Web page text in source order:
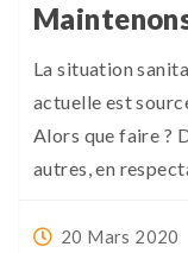
La situation
actuelle est
Alors que faire ?
autres, en
20 Mars 2020